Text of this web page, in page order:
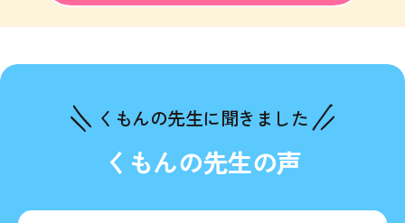
くもんの先生に聞きました
くもんの先生の声